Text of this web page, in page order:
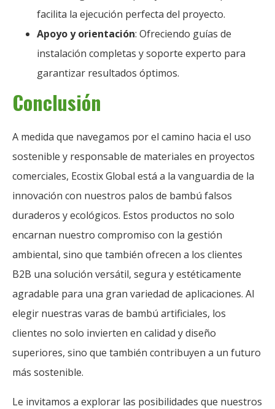
facilita la ejecución perfecta del proyecto.
Apoyo y orientación: Ofreciendo guías de
instalación completas y soporte experto para
garantizar resultados óptimos.
Conclusión
A medida que navegamos por el camino hacia el uso
sostenible y responsable de materiales en proyectos
comerciales, Ecostix Global está a la vanguardia de la
innovación con nuestros palos de bambú falsos
duraderos y ecológicos. Estos productos no solo
encarnan nuestro compromiso con la gestión
ambiental, sino que también ofrecen a los clientes
B2B una solución versátil, segura y estéticamente
agradable para una gran variedad de aplicaciones. Al
elegir nuestras varas de bambú artificiales, los
clientes no solo invierten en calidad y diseño
superiores, sino que también contribuyen a un futuro
más sostenible.
Le invitamos a explorar las posibilidades que nuestros